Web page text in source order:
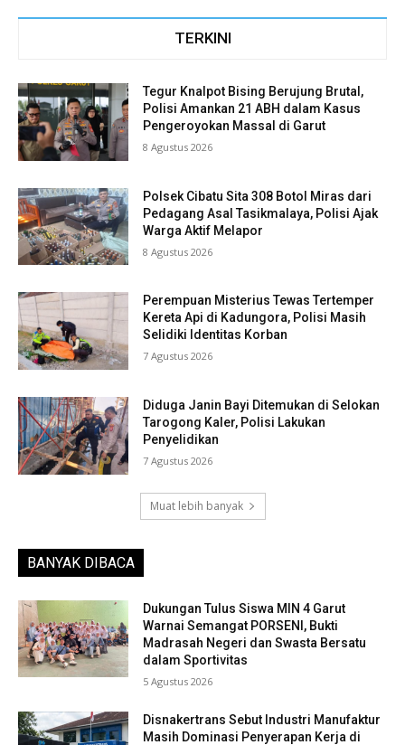
TERKINI
Tegur Knalpot Bising Berujung Brutal,
Polisi Amankan 21 ABH dalam Kasus
Pengeroyokan Massal di Garut
8 Agustus 2026
Polsek Cibatu Sita 308 Botol Miras dari
Pedagang Asal Tasikmalaya, Polisi Ajak
Warga Aktif Melapor
8 Agustus 2026
Perempuan Misterius Tewas Tertemper
Kereta Api di Kadungora, Polisi Masih
Selidiki Identitas Korban
7 Agustus 2026
Diduga Janin Bayi Ditemukan di Selokan
Tarogong Kaler, Polisi Lakukan
Penyelidikan
7 Agustus 2026
Muat lebih banyak
BANYAK DIBACA
Dukungan Tulus Siswa MIN 4 Garut
Warnai Semangat PORSENI, Bukti
Madrasah Negeri dan Swasta Bersatu
dalam Sportivitas
5 Agustus 2026
Disnakertrans Sebut Industri Manufaktur
Masih Dominasi Penyerapan Kerja di